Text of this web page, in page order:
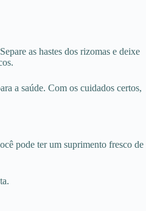
as hastes dos rizomas e deixe
a saúde. Com os cuidados certos,
pode ter um suprimento fresco de